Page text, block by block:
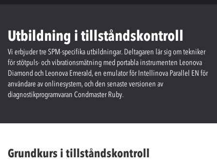
Utbildning i tillståndskontroll
Vi erbjuder tre SPM-specifika utbildningar. Deltagaren lär sig om tekniker
för stötpuls- och vibrationsmätning med portabla instrumenten Leonova
Diamond och Leonova Emerald, en emulator för Intellinova Parallel EN för
användare av onlinesystem, och den senaste versionen av
diagnostikprogramvaran Condmaster Ruby.
Grundkurs i tillståndskontroll